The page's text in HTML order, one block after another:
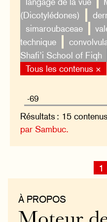
(Dicotylédones)
simaroubaceae
technique
Shafi’i School of Fiqh
Tous les contenus ×
Résultats : 15
par Sambuc.
1
À PROPOS